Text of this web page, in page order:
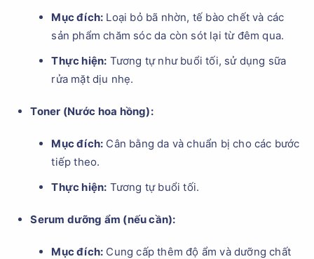
Mục đích: Loại bỏ bã nhờn, tế bào chết và các
sản phẩm chăm sóc da còn sót lại từ đêm qua.
Thực hiện: Tương tự như buổi tối, sử dụng sữa
rửa mặt dịu nhẹ.
Toner (Nước hoa hồng):
Mục đích: Cân bằng da và chuẩn bị cho các bước
tiếp theo.
Thực hiện: Tương tự buổi tối.
Serum dưỡng ẩm (nếu cần):
Mục đích: Cung cấp thêm độ ẩm và dưỡng chất